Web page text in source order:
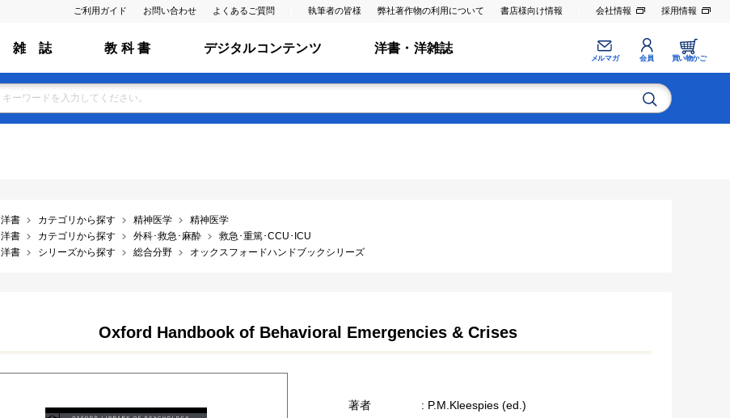
ご利用ガイド お問い合わせ よくあるご質問 執筆者の皆様 弊社著作物の利用について 書店様向け情報 会社情報 採用情報
雑 誌 教 科 書 デジタルコンテンツ 洋書・洋雑誌
メルマガ 会員 買い物かご
洋書 カテゴリから探す 精神医学
精神医学
洋書 カテゴリから探す 外科･救急･麻酔
救急･重篤･CCU･ICU
洋書 シリーズから探す 総合分野 オックスフォードハンドブックシリーズ
Oxford Handbook of Behavioral Emergencies & Crises
著者 : P.M.Kleespies (ed.)